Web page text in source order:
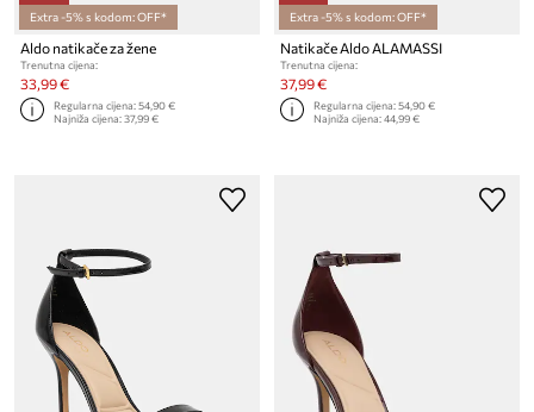
Extra -5% s kodom: OFF*
Aldo natikače za žene
Trenutna cijena:
33,99 €
Regularna cijena:54,90 €
Najniža cijena:37,99 €
Extra -5% s kodom: OFF*
Natikače Aldo ALAMASSI
Trenutna cijena:
37,99 €
Regularna cijena:54,90 €
Najniža cijena:44,99 €